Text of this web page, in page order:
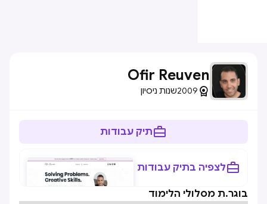
Ofir Reuven

2009שנות ניסיון
תיק עבודות
לצפיה בתיק עבודות
בוגר.ת מסלולי הלימוד